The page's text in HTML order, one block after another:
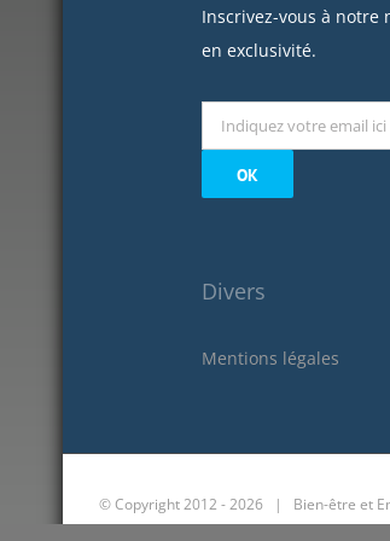
Inscrivez-vous à
en exclusivité.
Divers
Mentions légales
© Copyright 2012 -2026 | Bien-être et